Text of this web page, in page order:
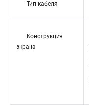
Тип кабеля
Конструкция
экрана